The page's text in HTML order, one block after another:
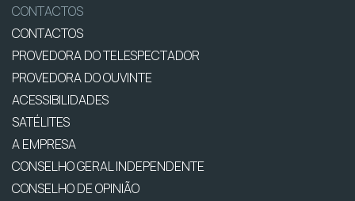
CONTACTOS
CONTACTOS
PROVEDORA DO TELESPECTADOR
PROVEDORA DO OUVINTE
ACESSIBILIDADES
SATÉLITES
A EMPRESA
CONSELHO GERAL INDEPENDENTE
CONSELHO DE OPINIÃO